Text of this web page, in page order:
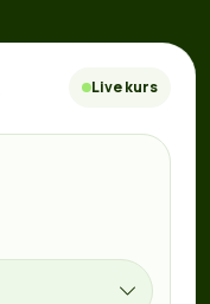
Live kurs